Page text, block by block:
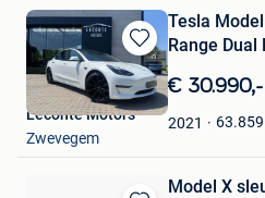
Bewaren
in
Mijn
Favorieten
Tesla
Range
€ 30.990,-
2021 63.859
Leconte Motors
Zwevegem
Model X